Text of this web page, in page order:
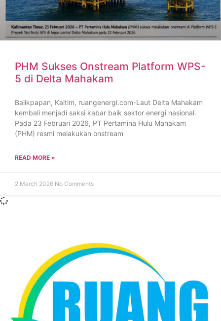
PHM Sukses Onstream Platform WPS-
5 di Delta Mahakam
Balikpapan, Kaltim, ruangenergi.com-Laut Delta Mahakam
kembali menjadi saksi kabar baik sektor energi nasional.
Pada 23 Februari 2026, PT Pertamina Hulu Mahakam
(PHM) resmi melakukan onstream
READ MORE »
2 March 2026 No Comments